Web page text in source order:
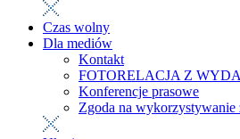
Czas wolny
Dla mediów
Kontakt
FOTORELACJA Z
Konferencje prasowe
Zgoda na wykorzystywanie